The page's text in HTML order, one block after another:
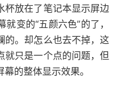
杯放在了笔记本显示屏边
变的“五颜六色”的了，
的。却怎么也去不掉，这
就只是一个点的问题，但
的整体显示效果。